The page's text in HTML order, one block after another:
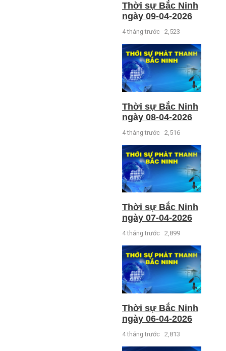
Thời sự Bắc Ninh
ngày 09-04-2026
4 tháng trước 2,523
Thời sự Bắc Ninh
ngày 08-04-2026
4 tháng trước 2,516
Thời sự Bắc Ninh
ngày 07-04-2026
4 tháng trước 2,899
Thời sự Bắc Ninh
ngày 06-04-2026
4 tháng trước 2,813